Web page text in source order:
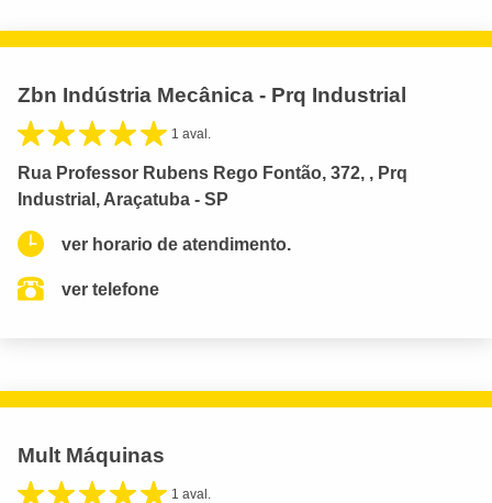
Zbn Indústria Mecânica - Prq Industrial
1 aval.
Rua Professor Rubens Rego Fontão, 372, , Prq
Industrial, Araçatuba - SP
ver horario de atendimento.
ver telefone
Mult Máquinas
1 aval.